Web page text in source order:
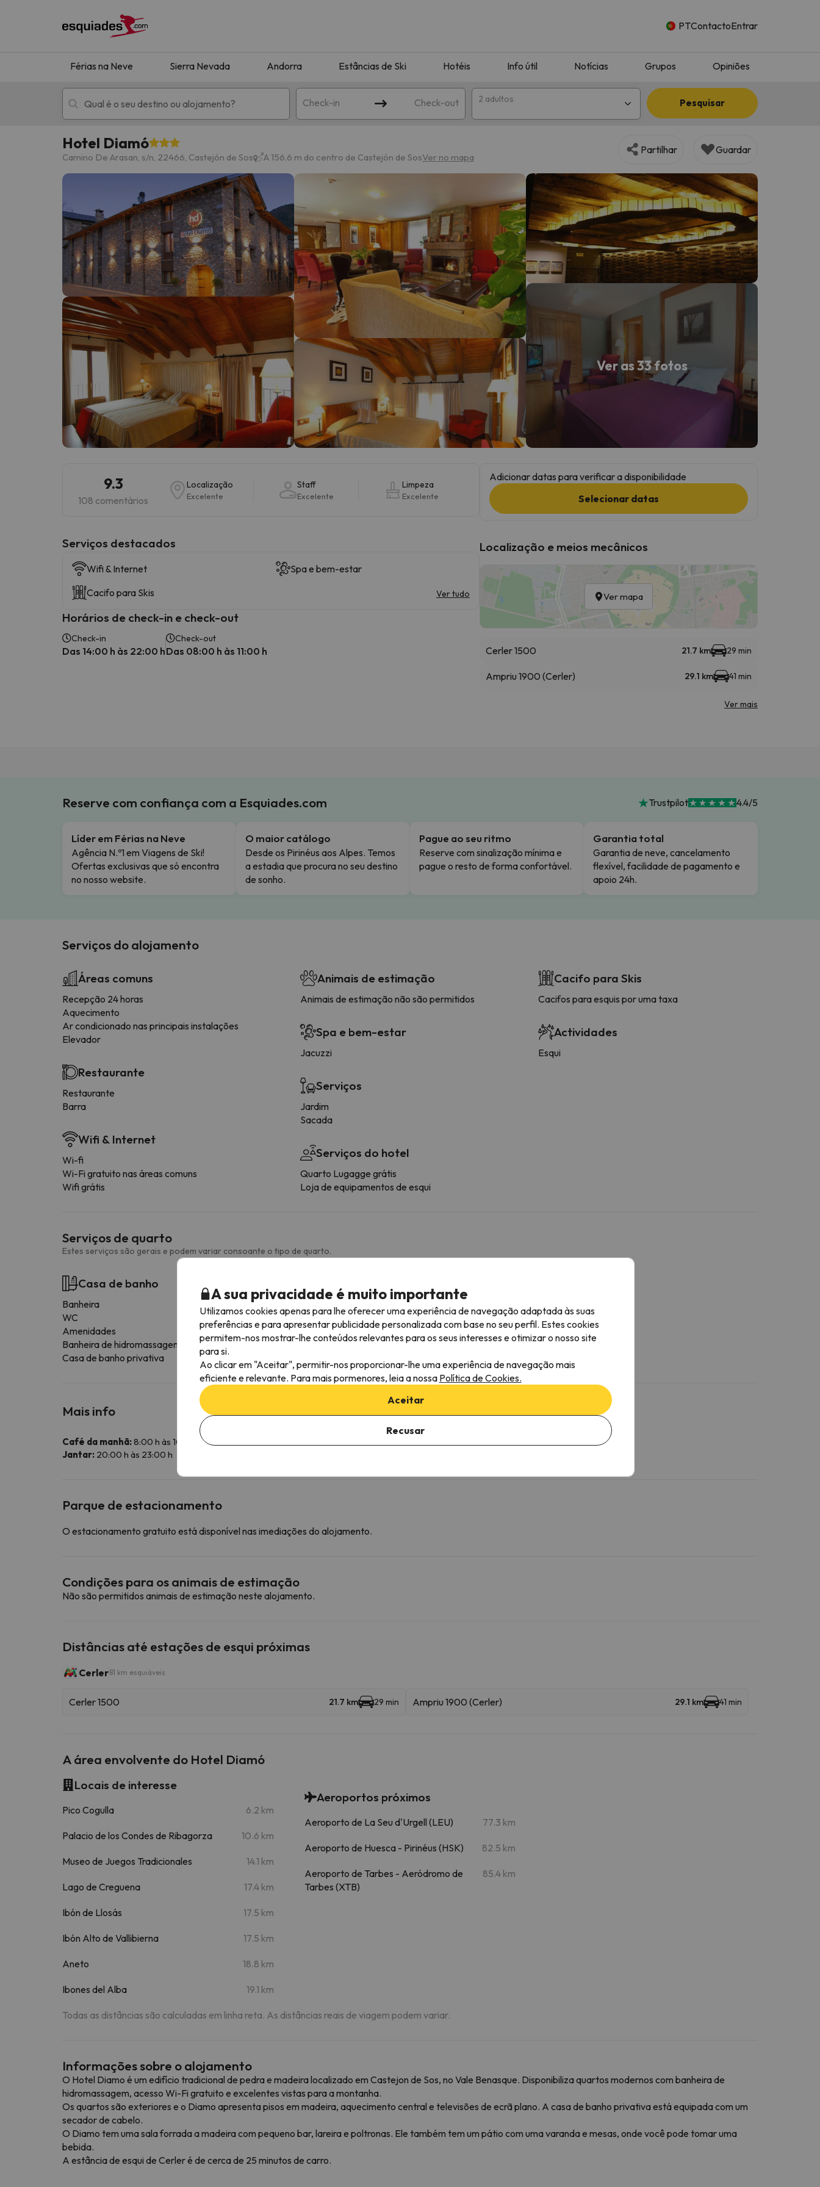
PTContactoEntrar
Férias na Neve Sierra Nevada Andorra Estâncias de Ski Hotéis Info útil Notícias Grupos Opiniões
Check-in Check-out 2 adultos Pesquisar
Férias na neve Hotéis de montanha
Oops, não encontramos nenhum resultado que corresponda à sua pesquisa. Tente modificar o destino.
Bem, parece que o nosso Seeker perdeu o seu caminho. Assim que encontrar a sua bússola, estará de volta.
Hotel Diamó
Camino De Arasan, s/n, 22466, Castejón de Sos A 156.6 m do centro de Castejón de SosVer no mapa
Partilhar Guardar
Ver as 33 fotos
9.3
108 comentários
Localização
Excelente
Staff
Excelente
Limpeza
Excelente
Serviços destacados
Wifi & Internet
Spa e bem-estar
Cacifo para Skis
Ver tudo
Horários de check-in e check-out
Check-in
Das 14:00 h às 22:00 h
Check-out
Das 08:00 h às 11:00 h
Adicionar datas para verificar a disponibilidade
Selecionar datas
Localização e meios mecânicos
Ver mapa
Cerler 1500 21.7 km 29 min
Ampriu 1900 (Cerler) 29.1 km 41 min
Ver mais
Reserve com confiança com a Esquiades.com Trustpilot 4.4/5
Líder em Férias na Neve
Agência N.º1 em Viagens de Ski!
Ofertas exclusivas que só encontra
no nosso website.
O maior catálogo
Desde os Pirinéus aos Alpes. Temos
a estadia que procura no seu destino
de sonho.
Pague ao seu ritmo
Reserve com sinalização mínima e
pague o resto de forma confortável.
Garantia total
Garantia de neve, cancelamento
flexível, facilidade de pagamento e
apoio 24h.
Serviços do alojamento
Áreas comuns
Recepção 24 horas
Aquecimento
Ar condicionado nas principais instalações
Elevador
Restaurante
Restaurante
Barra
Wifi & Internet
Wi-fi
Wi-Fi gratuito nas áreas comuns
Wifi grátis
Animais de estimação
Animais de estimação não são permitidos
Spa e bem-estar
Jacuzzi
Serviços
Jardim
Sacada
Serviços do hotel
Quarto Lugagge grátis
Loja de equipamentos de esqui
Cacifo para Skis
Cacifos para esquis por uma taxa
Actividades
Esqui
Serviços de quarto
Estes serviços são gerais e podem variar consoante o tipo de quarto.
Casa de banho
Banheira
WC
Amenidades
Banheira de hidromassagem
Casa de banho privativa
Secador de cabelo
Aquecimento
Pavimento de madeira ou parquet
Mais info
Café da manhã:8:00 h às 10:00 h
Jantar: 20:00 h às 23:00 h
Parque de estacionamento
O estacionamento gratuito está disponível nas imediações do alojamento.
Condições para os animais de estimação
Não são permitidos animais de estimação neste alojamento.
Distâncias até estações de esqui próximas
Cerler81 km esquiáveis
Cerler 1500 21.7 km 29 min Ampriu 1900 (Cerler) 29.1 km 41 min
A área envolvente do Hotel Diamó
Locais de interesse
Pico Cogulla 6.2 km
Palacio de los Condes de Ribagorza 10.6 km
Museo de Juegos Tradicionales 14.1 km
Lago de Creguena 17.4 km
Ibón de Llosás 17.5 km
Ibón Alto de Vallibierna 17.5 km
Aneto 18.8 km
Ibones del Alba 19.1 km
Aeroportos próximos
Aeroporto de La Seu d'Urgell (LEU) 77.3 km
Aeroporto de Huesca - Pirinéus (HSK) 82.5 km
Aeroporto de Tarbes - Aeródromo de
Tarbes (XTB)
85.4 km
Todas as distâncias são calculadas em linha reta. As distâncias reais de viagem podem variar.
Informações sobre o alojamento
O Hotel Diamo é um edifício tradicional de pedra e madeira localizado em Castejon de Sos, no Vale Benasque. Disponibiliza quartos modernos com banheira de
hidromassagem, acesso Wi-Fi gratuito e excelentes vistas para a montanha.
Os quartos são exteriores e o Diamo apresenta pisos em madeira, aquecimento central e televisões de ecrã plano. A casa de banho privativa está equipada com um
secador de cabelo.
O Diamo tem uma sala forrada a madeira com pequeno bar, lareira e poltronas. Ele também tem um pátio com uma varanda e mesas, onde você pode tomar uma
bebida.
A estância de esqui de Cerler é de cerca de 25 minutos de carro.
A sua privacidade é muito importante
Utilizamos cookies apenas para lhe oferecer uma experiência de navegação adaptada às suas
preferências e para apresentar publicidade personalizada com base no seu perfil. Estes cookies
permitem-nos mostrar-lhe conteúdos relevantes para os seus interesses e otimizar o nosso site
para si.
Ao clicar em "Aceitar", permitir-nos proporcionar-lhe uma experiência de navegação mais
eficiente e relevante. Para mais pormenores, leia a nossa Política de Cookies.
Aceitar
Recusar